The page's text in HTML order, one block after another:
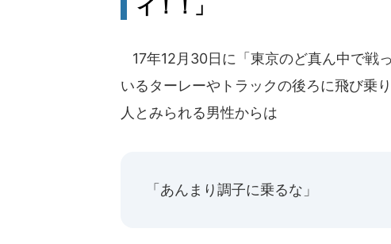
イ！！」
17年12月30日に「東京のど真ん中で戦
いるターレーやトラックの後ろに飛び乗
人とみられる男性からは
「あんまり調子に乗るな」